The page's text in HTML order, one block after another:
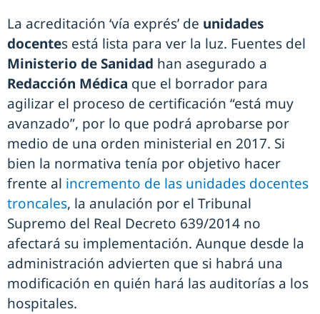
La acreditación ‘vía exprés’ de unidades
docentes está lista para ver la luz. Fuentes del
Ministerio de Sanidad han asegurado a
Redacción Médica que el borrador para
agilizar el proceso de certificación “está muy
avanzado”, por lo que podrá aprobarse por
medio de una orden ministerial en 2017. Si
bien la normativa tenía por objetivo hacer
frente al incremento de las unidades docentes
troncales, la anulación por el Tribunal
Supremo del Real Decreto 639/2014 no
afectará su implementación. Aunque desde la
administración advierten que si habrá una
modificación en quién hará las auditorías a los
hospitales.